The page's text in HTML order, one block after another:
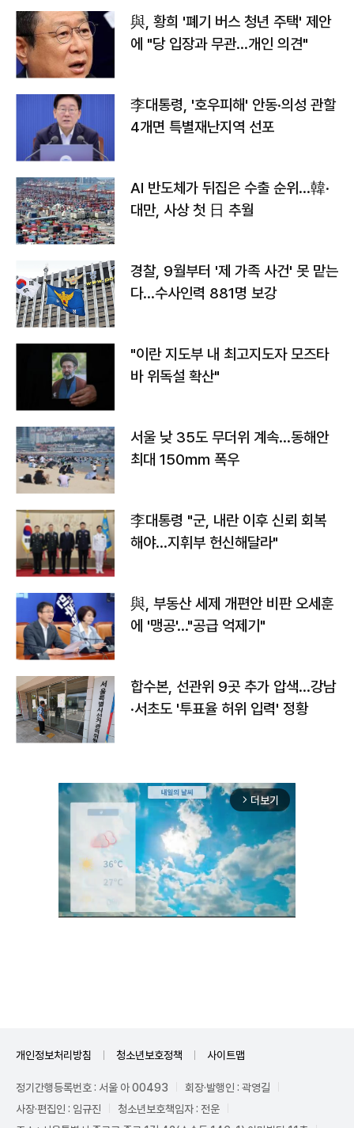
與, 황희 '폐기 버스 청년 주택' 제안
에 "당 입장과 무관…개인 의견"
李대통령, '호우피해' 안동·의성 관할
4개면 특별재난지역 선포
AI 반도체가 뒤집은 수출 순위…韓·
대만, 사상 첫 日 추월
경찰, 9월부터 '제 가족 사건' 못 맡는
다…수사인력 881명 보강
"이란 지도부 내 최고지도자 모즈타
바 위독설 확산"
서울 낮 35도 무더위 계속…동해안
최대 150㎜ 폭우
李대통령 "군, 내란 이후 신뢰 회복
해야…지휘부 헌신해달라"
與, 부동산 세제 개편안 비판 오세훈
에 '맹공'…"공급 억제기"
합수본, 선관위 9곳 추가 압색…강남
·서초도 '투표율 허위 입력' 정황
arrow_forward_ios 더보기
개인정보처리방침 청소년보호정책 사이트맵
정기간행등록번호 : 서울 아 00493
회장·발행인 : 곽영길
사장·편집인 : 임규진
청소년보호책임자 : 전운